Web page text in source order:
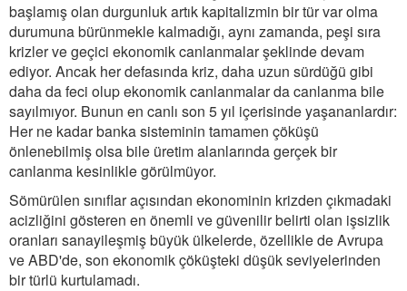
başlamış olan durgunluk artık kapitalizmin bir tür var olma
durumuna bürünmekle kalmadığı, aynı zamanda, peşi sıra
krizler ve geçici ekonomik canlanmalar şeklinde devam
ediyor. Ancak her defasında kriz, daha uzun sürdüğü gibi
daha da feci olup ekonomik canlanmalar da canlanma bile
sayılmıyor. Bunun en canlı son 5 yıl içerisinde yaşananlardır:
Her ne kadar banka sisteminin tamamen çöküşü
önlenebilmiş olsa bile üretim alanlarında gerçek bir
canlanma kesinlikle görülmüyor.
Sömürülen sınıflar açısından ekonominin krizden çıkmadaki
acizliğini gösteren en önemli ve güvenilir belirti olan işsizlik
oranları sanayileşmiş büyük ülkelerde, özellikle de Avrupa
ve ABD'de, son ekonomik çöküşteki düşük seviyelerinden
bir türlü kurtulamadı.